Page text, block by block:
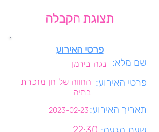
תצוגת הקבלה
פרטי האירוע
נגה בירמן שם מלא:
החווה של חן מזכרת
בתיה
פרטי האירוע:
2023-02-23 תאריך האירוע:
22:30 שעת הגעה: